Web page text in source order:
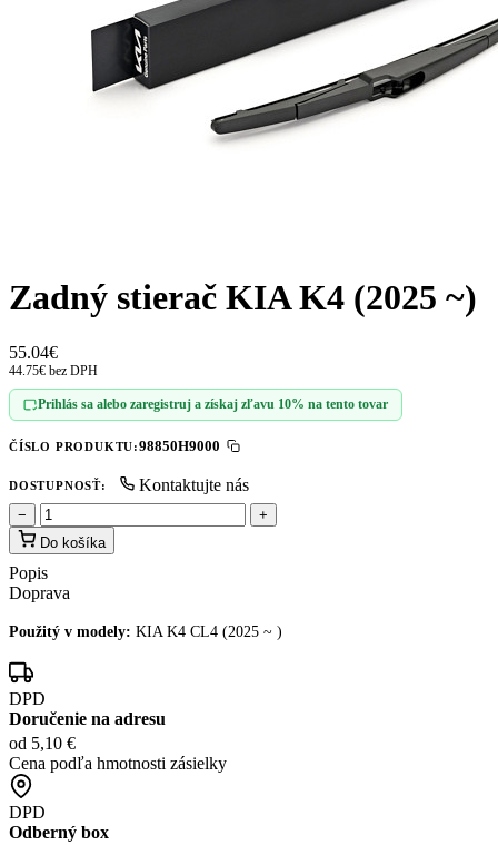
Zadný stierač KIA K4 (2025 ~)
55.04€
44.75€ bez DPH
Prihlás sa alebo zaregistruj a získaj zľavu 10% na tento tovar
ČÍSLO PRODUKTU:98850H9000
DOSTUPNOSŤ: Kontaktujte nás
−
+
Do košíka
Popis
Doprava
Použitý v modely: KIA K4 CL4 (2025 ~ )
DPD
Doručenie na adresu
od 5,10 €
Cena podľa hmotnosti zásielky
DPD
Odberný box